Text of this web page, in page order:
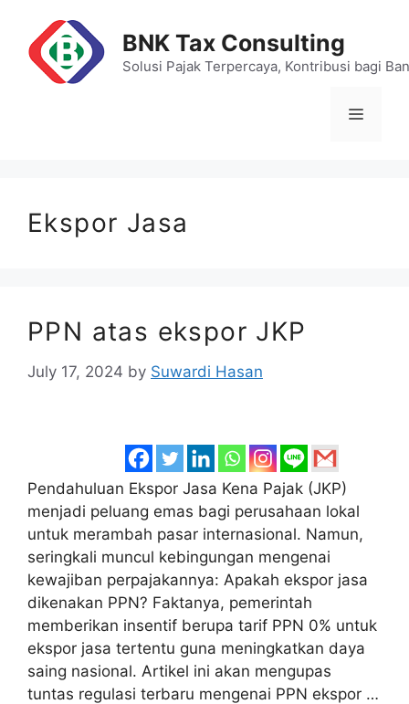
content
BNK Tax Consulting
Solusi Pajak Terpercaya, Kontribusi bagi
Menu
Ekspor Jasa
PPN atas ekspor JKP
July 17, 2024 by Suwardi Hasan
Pendahuluan Ekspor Jasa Kena Pajak (JKP)
menjadi peluang emas bagi perusahaan lokal
untuk merambah pasar internasional. Namun,
seringkali muncul kebingungan mengenai
kewajiban perpajakannya: Apakah ekspor jasa
dikenakan PPN? Faktanya, pemerintah
memberikan insentif berupa tarif PPN 0% untuk
ekspor jasa tertentu guna meningkatkan daya
saing nasional. Artikel ini akan mengupas
tuntas regulasi terbaru mengenai PPN ekspor …